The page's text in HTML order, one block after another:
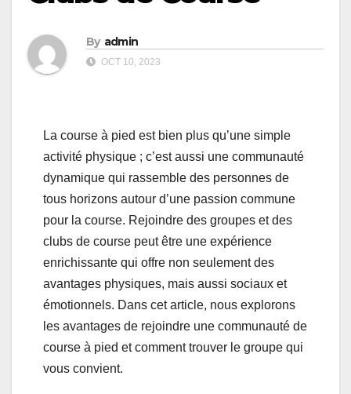
By admin
OCT 10, 2023
La course à pied est bien plus qu’une simple
activité physique ; c’est aussi une communauté
dynamique qui rassemble des personnes de
tous horizons autour d’une passion commune
pour la course. Rejoindre des groupes et des
clubs de course peut être une expérience
enrichissante qui offre non seulement des
avantages physiques, mais aussi sociaux et
émotionnels. Dans cet article, nous explorons
les avantages de rejoindre une communauté de
course à pied et comment trouver le groupe qui
vous convient.